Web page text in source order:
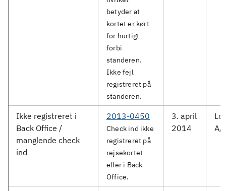
betyder at
kortet er kørt
for hurtigt
forbi
standeren.
Ikke fejl
registreret på
standeren.
Ikke registreret i
Back Office /
manglende check
ind
2013-0450
Check ind ikke
registreret på
rejsekortet
eller i Back
Office.
3. april
2014
A/